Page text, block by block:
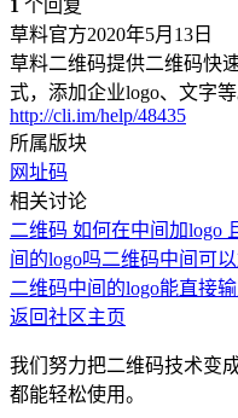
1 个回复
草料官方2020年5月13日
草料二维码提供二维码快
式，添加企业logo、文字
http://cli.im/help/48435
所属版块
网址码
相关讨论
二维码 如何在中间加logo
间的logo吗二维码中间可
二维码中间的logo能直接
返回社区主页
我们努力把二维码技术变
都能轻松使用。